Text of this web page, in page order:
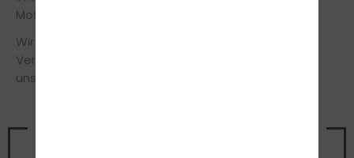
Motorisiert macht das Leben eindeutig mehr Spaß!
Wir stehen Dir in allen Fragen jederzeit gerne zur
Verfügung und freuen uns über Deinen Besuch in
unserer Fahrschule.